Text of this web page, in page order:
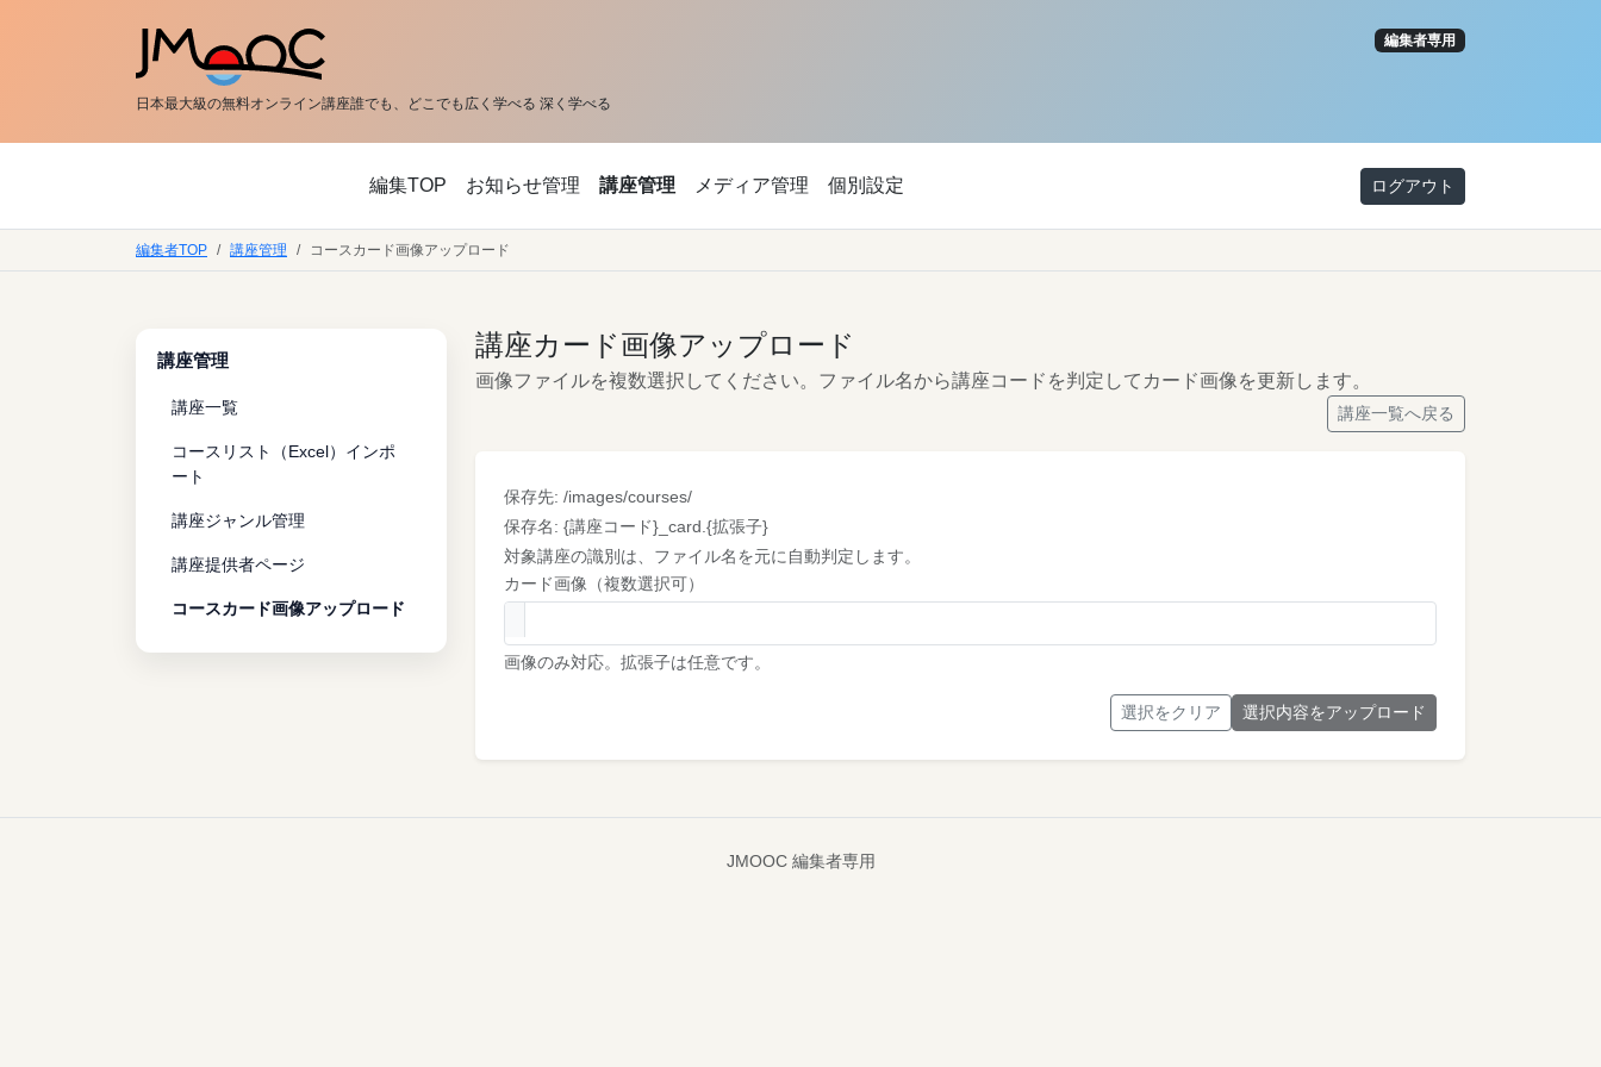
日本最大級の無料オンライン講座誰でも、どこでも広く学べる 深く学べる
編集者専用
編集TOP お知らせ管理 講座管理 メディア管理 個別設定 ログアウト
編集者TOP 講座管理 コースカード画像アップロード
講座管理
講座一覧
コースリスト（Excel）インポ
ート
講座ジャンル管理
講座提供者ページ
コースカード画像アップロード
講座カード画像アップロード
画像ファイルを複数選択してください。ファイル名から講座コードを判定してカード画像を更新します。
講座一覧へ戻る
保存先: /images/courses/
保存名: {講座コード}_card.{拡張子}
対象講座の識別は、ファイル名を元に自動判定します。
カード画像（複数選択可）
画像のみ対応。拡張子は任意です。
選択をクリア 選択内容をアップロード
JMOOC 編集者専用